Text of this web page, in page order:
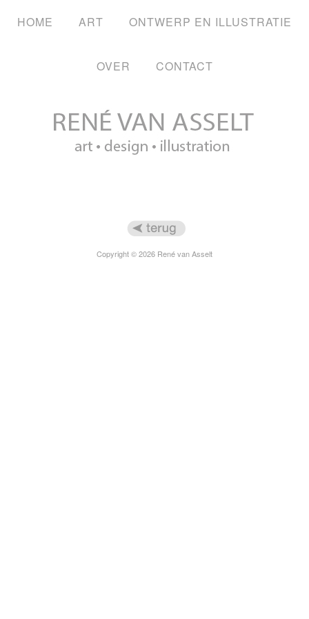
HOME ART ONTWERP EN ILLUSTRATIE
OVER CONTACT
Copyright © 2026 René van Asselt